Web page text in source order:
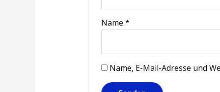
Name*
Name, E-Mail-Adresse und